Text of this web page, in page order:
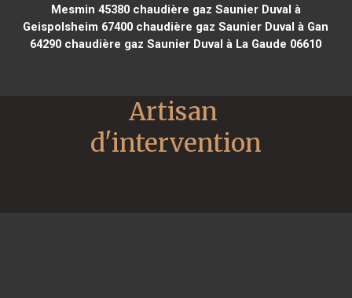
Mesmin 45380chaudière gaz Saunier Duval à
Geispolsheim 67400 chaudière gaz Saunier Duval à Gan
64290 chaudière gaz Saunier Duval à La Gaude 06610
Artisan
d'intervention